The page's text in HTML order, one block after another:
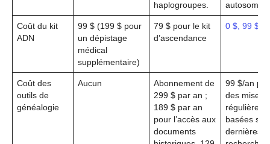
haplogroupes.
Coût du kit
ADN
99 $ (199 $ pour
un dépistage
médical
supplémentaire)
79 $ pour le kit
d’ascendance
0 $, 99 $,
Coût des
outils de
généalogie
Aucun
Abonnement de
299 $ par an ;
189 $ par an
pour l’accès aux
documents
99 $/an
des mises
régulières
basées sur
dernières